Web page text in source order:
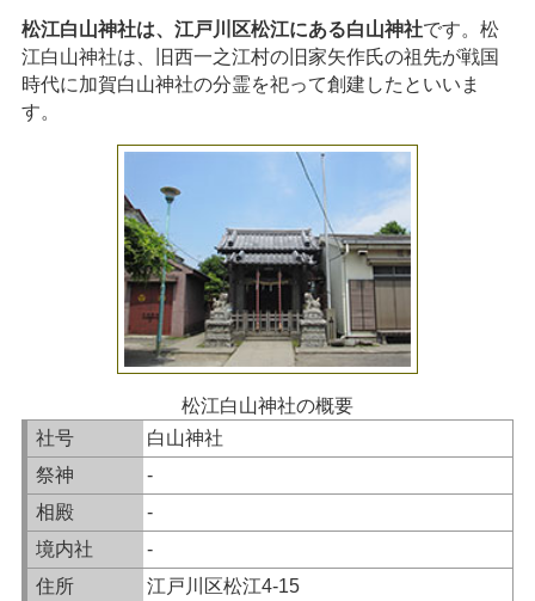
松江白山神社は、江戸川区松江にある白山神社です。松
江白山神社は、旧西一之江村の旧家矢作氏の祖先が戦国
時代に加賀白山神社の分霊を祀って創建したといいま
す。
松江白山神社の概要
社号
白山神社
祭神
-
相殿
-
境内社
-
住所
江戸川区松江4-15